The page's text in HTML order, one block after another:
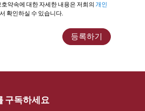
약속에 대한 자세한 내용은 저희의 개인
확인하실 수 있습니다.
등록하기
구독하세요